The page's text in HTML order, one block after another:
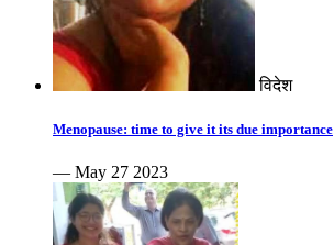
विदेश
Menopause: time to give it its due importance
— May 27 2023